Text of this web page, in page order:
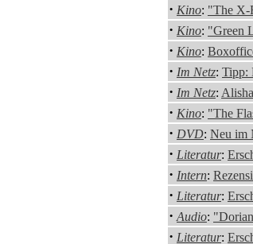
· Kino: "The X-
· Kino: "Green
· Kino:
· Im Netz: Tipp:
· Im Netz:
· Kino: "The
· DVD: Neu im
· Literatur:
· Intern:
· Literatur:
· Audio:
· Literatur: